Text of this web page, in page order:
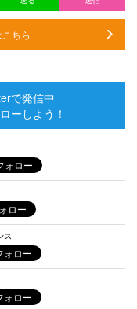
ちら
で発信中
ーしよう！
ス